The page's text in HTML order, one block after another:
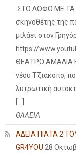
ΣΤΟ ΛΟΦΟ ΜΕ ΤΑ
σκηνοθέτης της
μιλάει στον
https://
ΘΕΑΤΡΟ ΑΜΑΛΙΑ
νέου Τζιάκοπο,
λυτρωτική
ΘΑΛΕΙΑ
ΑΔΕΙΑ ΠΙΑΤΑ 2
GR4YOU 28